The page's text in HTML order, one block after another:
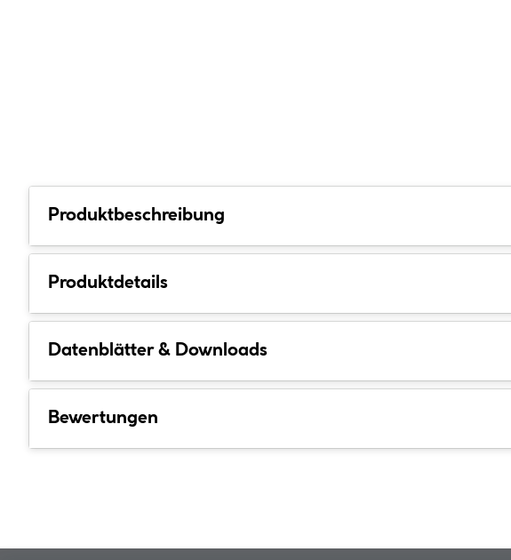
Produktbeschreibung
Produktdetails
Datenblätter & Downloads
Bewertungen